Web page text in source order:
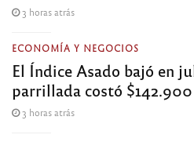
3 horas atrás
ECONOMÍA Y NEGOCIOS
El Índice Asado bajó en
parrillada costó
3 horas atrás